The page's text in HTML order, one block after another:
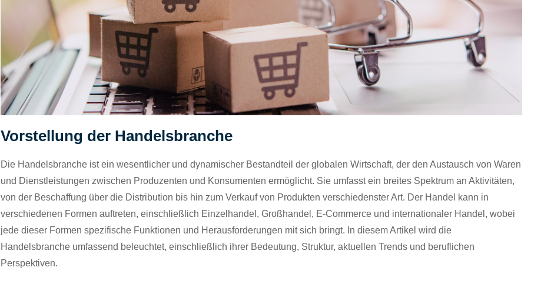
Vorstellung der Handelsbranche
Die Handelsbranche ist ein wesentlicher und dynamischer Bestandteil der globalen Wirtschaft, der den Austausch von Waren
und Dienstleistungen zwischen Produzenten und Konsumenten ermöglicht. Sie umfasst ein breites Spektrum an Aktivitäten,
von der Beschaffung über die Distribution bis hin zum Verkauf von Produkten verschiedenster Art. Der Handel kann in
verschiedenen Formen auftreten, einschließlich Einzelhandel, Großhandel, E-Commerce und internationaler Handel, wobei
jede dieser Formen spezifische Funktionen und Herausforderungen mit sich bringt. In diesem Artikel wird die
Handelsbranche umfassend beleuchtet, einschließlich ihrer Bedeutung, Struktur, aktuellen Trends und beruflichen
Perspektiven.